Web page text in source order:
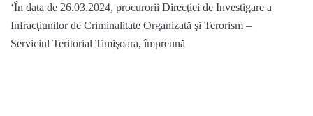
‘În data de 26.03.2024, procurorii Direcţiei de Investigare a
Infracţiunilor de Criminalitate Organizată şi Terorism –
Serviciul Teritorial Timişoara, împreună